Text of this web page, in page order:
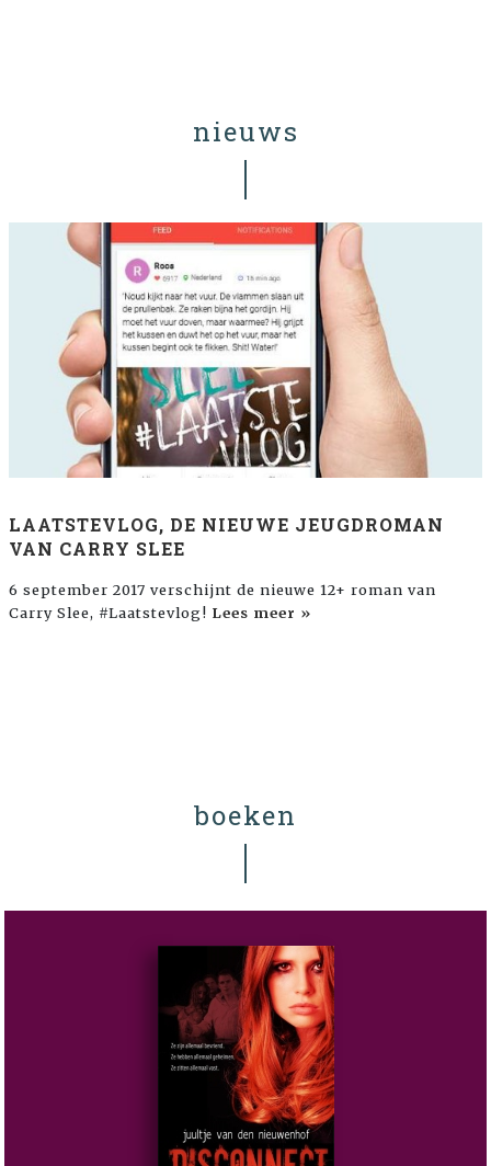
nieuws
LAATSTEVLOG, DE NIEUWE JEUGDROMAN
VAN CARRY SLEE
6 september 2017 verschijnt de nieuwe 12+ roman van
Carry Slee, #Laatstevlog! Lees meer »
boeken